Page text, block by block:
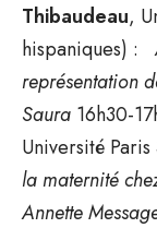
Thibaudeau,
hispaniques) :
représentation
Saura
Université
la maternité
Annette